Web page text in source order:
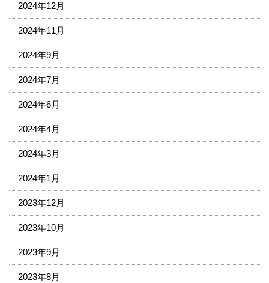
2024年12月
2024年11月
2024年9月
2024年7月
2024年6月
2024年4月
2024年3月
2024年1月
2023年12月
2023年10月
2023年9月
2023年8月